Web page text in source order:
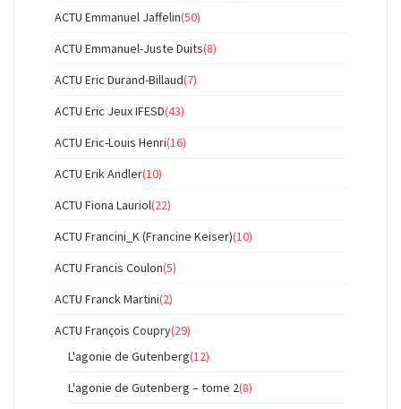
ACTU Emmanuel Jaffelin(50)
ACTU Emmanuel-Juste Duits(8)
ACTU Eric Durand-Billaud(7)
ACTU Eric Jeux IFESD(43)
ACTU Eric-Louis Henri(16)
ACTU Erik Andler(10)
ACTU Fiona Lauriol(22)
ACTU Francini_K (Francine Keiser)(10)
ACTU Francis Coulon(5)
ACTU Franck Martini(2)
ACTU François Coupry(29)
L'agonie de Gutenberg(12)
L'agonie de Gutenberg – tome 2(8)